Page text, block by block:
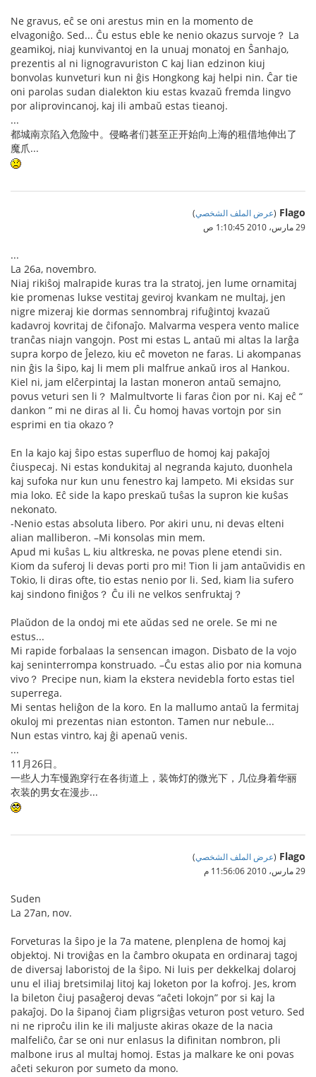
Ne gravus, eĉ se oni arestus min en la momento de
elvagoniĝo. Sed... Ĉu estus eble ke nenio okazus survoje？ La
geamikoj, niaj kunvivantoj en la unuaj monatoj en Ŝanhajo,
prezentis al ni lignogravuriston C kaj lian edzinon kiuj
bonvolas kunveturi kun ni ĝis Hongkong kaj helpi nin. Ĉar tie
oni parolas sudan dialekton kiu estas kvazaŭ fremda lingvo
por aliprovincanoj, kaj ili ambaŭ estas tieanoj.
...
都城南京陷入危险中。侵略者们甚至正开始向上海的租借地伸出了
魔爪...
Flago
(عرض الملف الشخصي)
29 مارس، 2010 1:10:45 ص
...
La 26a, novembro.
Niaj rikiŝoj malrapide kuras tra la stratoj, jen lume ornamitaj
kie promenas lukse vestitaj geviroj kvankam ne multaj, jen
nigre mizeraj kie dormas sennombraj rifuĝintoj kvazaŭ
kadavroj kovritaj de ĉifonaĵo. Malvarma vespera vento malice
tranĉas niajn vangojn. Post mi estas L, antaŭ mi altas la larĝa
supra korpo de Ĵelezo, kiu eĉ moveton ne faras. Li akompanas
nin ĝis la ŝipo, kaj li mem pli malfrue ankaŭ iros al Hankou.
Kiel ni, jam elĉerpintaj la lastan moneron antaŭ semajno,
povus veturi sen li？ Malmultvorte li faras ĉion por ni. Kaj eĉ “
dankon ” mi ne diras al li. Ĉu homoj havas vortojn por sin
esprimi en tia okazo？
En la kajo kaj ŝipo estas superfluo de homoj kaj pakaĵoj
ĉiuspecaj. Ni estas kondukitaj al negranda kajuto, duonhela
kaj sufoka nur kun unu fenestro kaj lampeto. Mi eksidas sur
mia loko. Eĉ side la kapo preskaŭ tuŝas la supron kie kuŝas
nekonato.
-Nenio estas absoluta libero. Por akiri unu, ni devas elteni
alian malliberon. –Mi konsolas min mem.
Apud mi kuŝas L, kiu altkreska, ne povas plene etendi sin.
Kiom da suferoj li devas porti pro mi! Tion li jam antaŭvidis en
Tokio, li diras ofte, tio estas nenio por li. Sed, kiam lia sufero
kaj sindono finiĝos？ Ĉu ili ne velkos senfruktaj？
Plaŭdon de la ondoj mi ete aŭdas sed ne orele. Se mi ne
estus...
Mi rapide forbalaas la sensencan imagon. Disbato de la vojo
kaj seninterrompa konstruado. –Ĉu estas alio por nia komuna
vivo？ Precipe nun, kiam la ekstera nevidebla forto estas tiel
superrega.
Mi sentas heliĝon de la koro. En la mallumo antaŭ la fermitaj
okuloj mi prezentas nian estonton. Tamen nur nebule...
Nun estas vintro, kaj ĝi apenaŭ venis.
...
11月26日。
一些人力车慢跑穿行在各街道上，装饰灯的微光下，几位身着华丽
衣装的男女在漫步...
Flago
(عرض الملف الشخصي)
29 مارس، 2010 11:56:06 م
Suden
La 27an, nov.
Forveturas la ŝipo je la 7a matene, plenplena de homoj kaj
objektoj. Ni troviĝas en la ĉambro okupata en ordinaraj tagoj
de diversaj laboristoj de la ŝipo. Ni luis per dekkelkaj dolaroj
unu el iliaj bretsimilaj litoj kaj loketon por la kofroj. Jes, krom
la bileton ĉiuj pasaĝeroj devas “aĉeti lokojn” por si kaj la
pakaĵoj. Do la ŝipanoj ĉiam pligrsiĝas veturon post veturo. Sed
ni ne riproĉu ilin ke ili maljuste akiras okaze de la nacia
malfeliĉo, ĉar se oni nur enlasus la difinitan nombron, pli
malbone irus al multaj homoj. Estas ja malkare ke oni povas
aĉeti sekuron por sumeto da mono.